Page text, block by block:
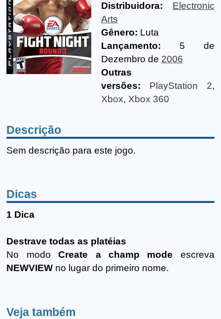
Distribuidora:
Electronic
Arts
Gênero: Luta
Lançamento: 5 de
Dezembro de 2006
Outras
versões:
PlayStation 2,
Xbox, Xbox 360
Descrição
Sem descrição para este jogo.
Dicas
1 Dica
Destrave todas as platéias
No modoCreate a champ mode escreva
NEWVIEW no lugar do primeiro nome.
Veja também